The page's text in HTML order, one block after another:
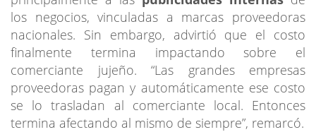
los negocios, vinculadas a marcas proveedoras
nacionales. Sin embargo, advirtió que el costo
finalmente termina impactando sobre el
comerciante jujeño. “Las grandes empresas
proveedoras pagan y automáticamente ese costo
se lo trasladan al comerciante local. Entonces
termina afectando al mismo de siempre”, remarcó.